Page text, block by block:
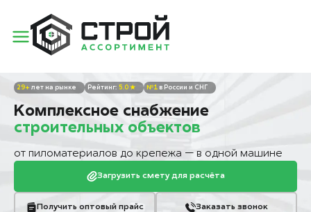
Комплексное снабжение
строительных объектов
от пиломатериалов до крепежа — в одной машине
Загрузить смету для расчёта
Получить оптовый прайс Заказать звонок
29+ лет на рынке 5.0 ★ №1 в России и СНГ